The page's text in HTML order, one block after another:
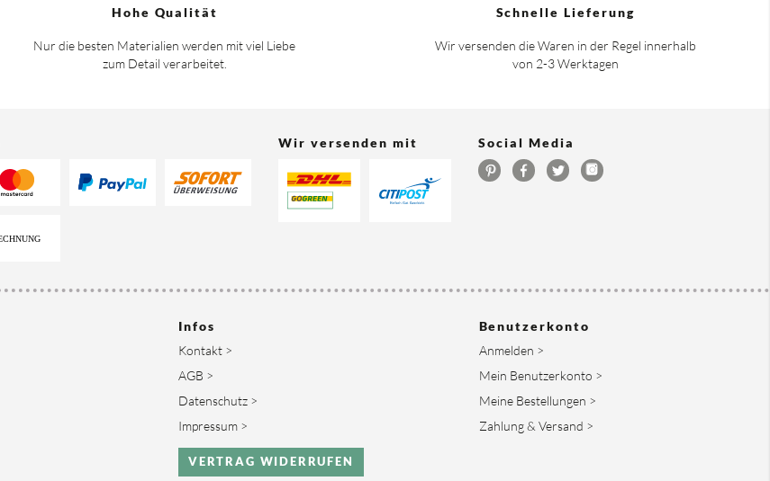
Hohe Qualität
Nur die besten Materialien werden mit viel Liebe
zum Detail verarbeitet.
Schnelle Lieferung
Wir versenden die Waren in der Regel innerhalb
von 2-3 Werktagen
Wir versenden mit Social Media
Infos
Kontakt >
AGB >
Datenschutz >
Impressum >
VERTRAG WIDERRUFEN
Benutzerkonto
Anmelden >
Mein Benutzerkonto >
Meine Bestellungen >
Zahlung & Versand >